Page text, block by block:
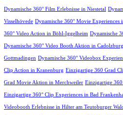
Dynamische 360° Film Erlebnisse in Niestetal
Visselhövede Dynamische 360° Movie Experiences
360° Video Action in Böhl-Iggelheim Dynamische
Dynamische 360° Video Booth Aktion in Cadolzburg
Gottmadingen Dynamische 360° Videobox
Clip Action in Kranenburg Einzigartige 360 Grad
Grad Movie Aktion in Merchweiler Einzigartige
Einzigartige 360° Clip Experiences in Bad
Videobooth Erlebnisse in Hilter am Teutoburger Wald